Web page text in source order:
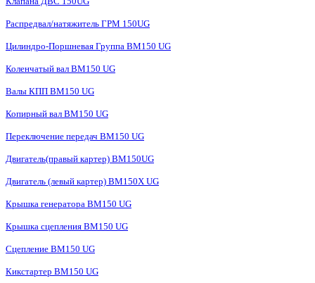
Распредвал/натяжитель ГРМ 150UG
Цилиндро-Поршневая Группа BM150 UG
Коленчатый вал BM150 UG
Валы КПП BM150 UG
Копирный вал BM150 UG
Переключение передач BM150 UG
Двигатель(правый картер) ВМ150UG
Двигатель (левый картер) BM150X UG
Крышка генератора BM150 UG
Крышка сцепления BM150 UG
Сцепление BM150 UG
Кикстартер BM150 UG